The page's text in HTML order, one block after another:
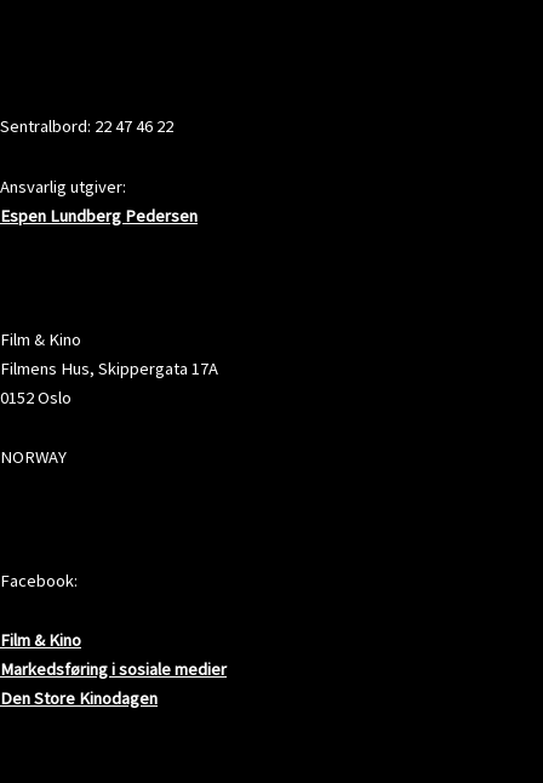
Sentralbord: 22 47 46 22
Ansvarlig utgiver:
Espen Lundberg Pedersen
Film & Kino
Filmens Hus, Skippergata 17A
0152 Oslo
NORWAY
Facebook:
Film & Kino
Markedsføring i sosiale medier
Den Store Kinodagen